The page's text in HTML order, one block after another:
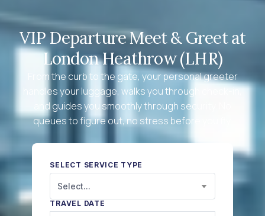
VIP Departure Meet & Greet at
London Heathrow (LHR)
From the curb to the gate, your personal greeter
handles your luggage, walks you through check-in,
and guides you smoothly through security. No
queues to figure out, no stress before you fly.
SELECT SERVICE TYPE
Select...
TRAVEL DATE